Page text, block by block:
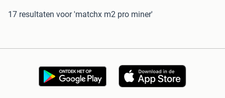
17 resultaten voor 'matchx m2 pro miner'